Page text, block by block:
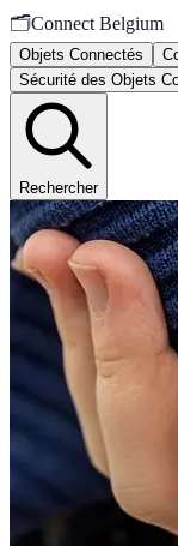
🗂️Connect Belgium
Objets Connectés
Sécurité des Objets
Rechercher